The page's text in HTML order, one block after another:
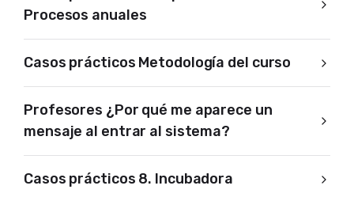
Procesos anuales
Casos prácticos Metodología del curso
Profesores ¿Por qué me aparece un
mensaje al entrar al sistema?
Casos prácticos 8. Incubadora